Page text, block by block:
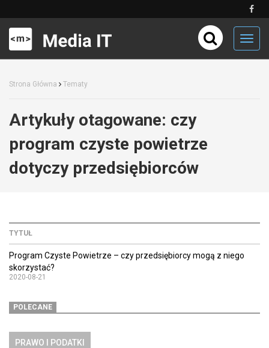
Strona Główna Tematy
Artykuły otagowane: czy
program czyste powietrze
dotyczy przedsiębiorców
TYTUŁ
Program Czyste Powietrze – czy przedsiębiorcy mogą z niego
skorzystać?
2020-08-21
POLECANE
PRAWO I PODATKI